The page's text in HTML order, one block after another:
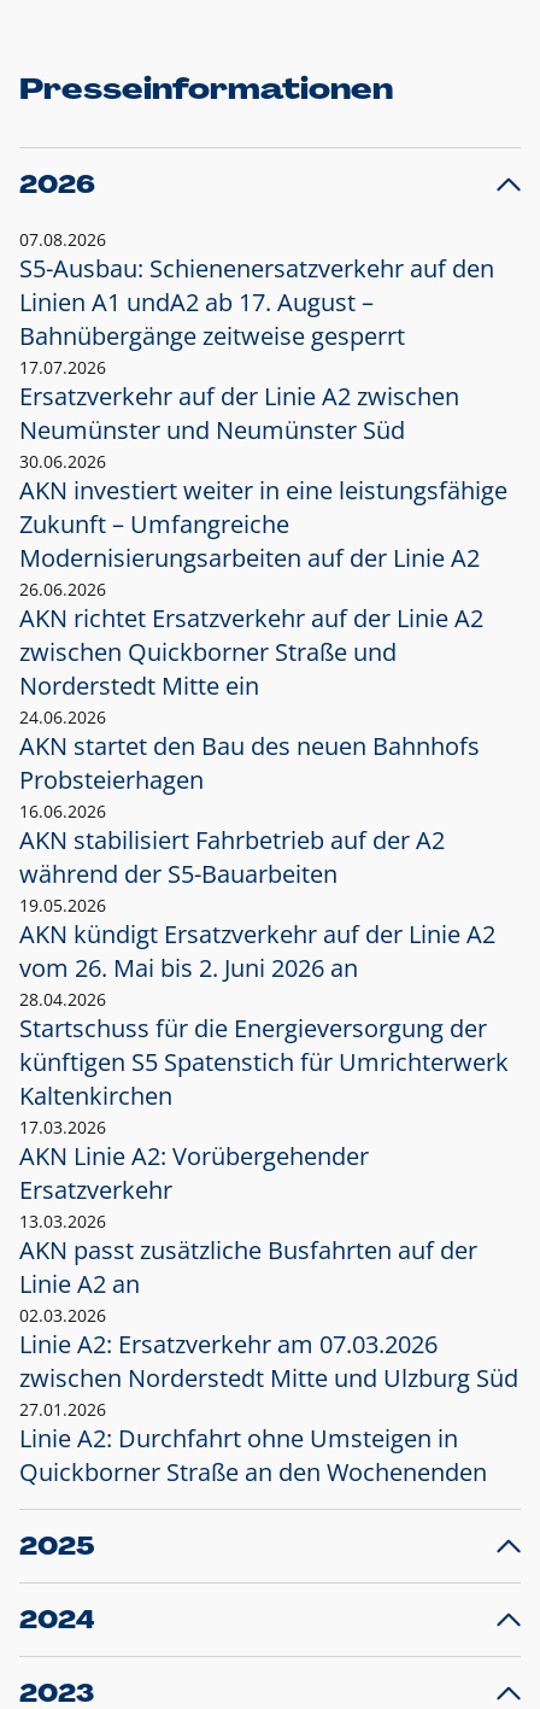
Presseinformationen
2026
07.08.2026
S5-Ausbau: Schienenersatzverkehr auf den
Linien A1 undA2 ab 17. August –
Bahnübergänge zeitweise gesperrt
17.07.2026
Ersatzverkehr auf der Linie A2 zwischen
Neumünster und Neumünster Süd
30.06.2026
AKN investiert weiter in eine leistungsfähige
Zukunft – Umfangreiche
Modernisierungsarbeiten auf der Linie A2
26.06.2026
AKN richtet Ersatzverkehr auf der Linie A2
zwischen Quickborner Straße und
Norderstedt Mitte ein
24.06.2026
AKN startet den Bau des neuen Bahnhofs
Probsteierhagen
16.06.2026
AKN stabilisiert Fahrbetrieb auf der A2
während der S5-Bauarbeiten
19.05.2026
AKN kündigt Ersatzverkehr auf der Linie A2
vom 26. Mai bis 2. Juni 2026 an
28.04.2026
Startschuss für die Energieversorgung der
künftigen S5 Spatenstich für Umrichterwerk
Kaltenkirchen
17.03.2026
AKN Linie A2: Vorübergehender
Ersatzverkehr
13.03.2026
AKN passt zusätzliche Busfahrten auf der
Linie A2 an
02.03.2026
Linie A2: Ersatzverkehr am 07.03.2026
zwischen Norderstedt Mitte und Ulzburg Süd
27.01.2026
Linie A2: Durchfahrt ohne Umsteigen in
Quickborner Straße an den Wochenenden
2025
23.12.2025
Projekt S5: Start der Bauarbeiten am
2024
10.12.2024
Großprojekt S5: Sperrung der Bahnstraße in
2023